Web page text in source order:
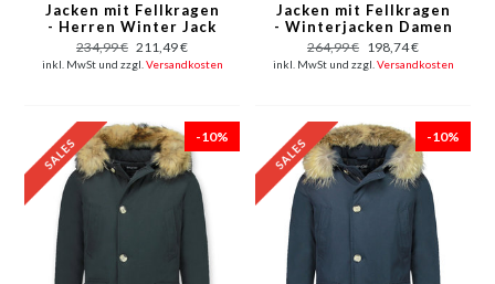
Jacken mit Fellkragen
- Herren Winter Jack
Lang - Große XL
Pelzkragen - Parka -
Grün
234,99 € 211,49 €
inkl. MwSt und zzgl. Versandkosten
Jacken mit Fellkragen
- Winterjacken Damen
Lang - Großer
Pelzkragen - Schwarz
264,99 € 198,74 €
inkl. MwSt und zzgl. Versandkosten
-10% -10%